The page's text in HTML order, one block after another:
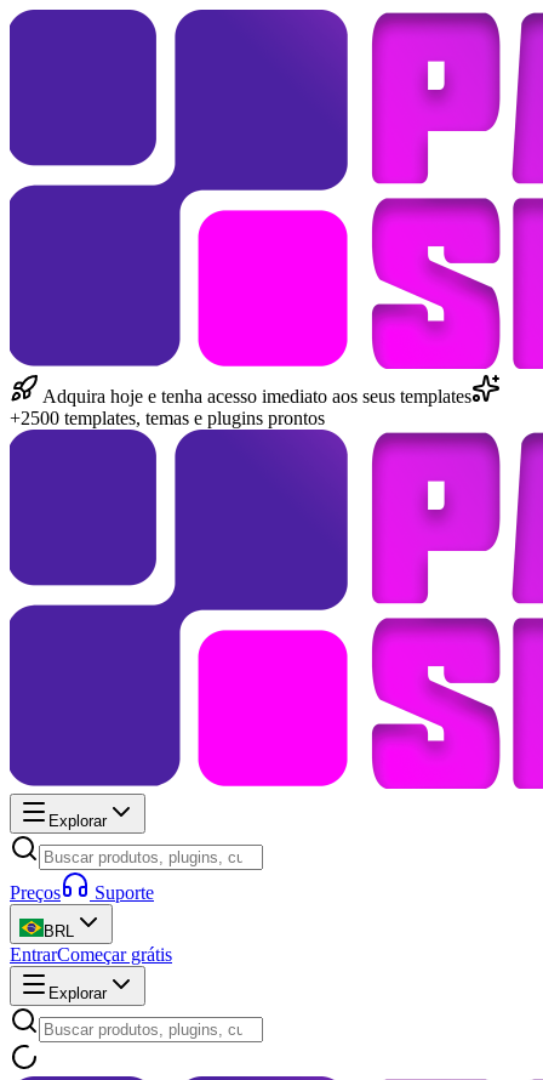
Adquira hoje e tenha acesso imediato aos seus templates
+2500 templates, temas e plugins prontos
Explorar
Preços Suporte
BRL
EntrarComeçar grátis
Explorar